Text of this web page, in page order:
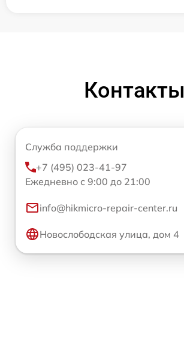
Контакты
Служба поддержки
+7 (495) 023-41-97
Ежедневно с 9:00 до 21:00
info@hikmicro-repair-center.ru
Новослободская улица, дом 4